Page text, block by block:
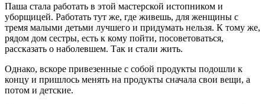
Паша стала работать в этой мастерской истопником и
уборщицей. Работать тут же, где живешь, для женщины с
тремя малыми детьми лучшего и придумать нельзя. К тому же,
рядом дом сестры, есть к кому пойти, посоветоваться,
рассказать о наболевшем. Так и стали жить.
Однако, вскоре привезенные с собой продукты подошли к
концу и пришлось менять на продукты сначала свои вещи, а
потом и детские.